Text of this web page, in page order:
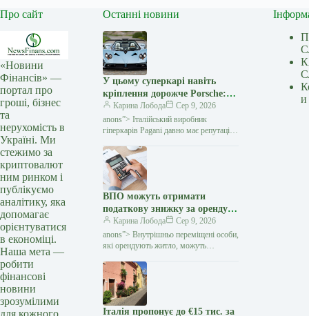
Про сайт
«Новини
Фінансів» —
портал про
гроші, бізнес
та
нерухомість в
Україні. Ми
стежимо за
криптовалют
ним ринком і
публікуємо
аналітику, яка
допомагає
орієнтуватися
в економіці.
Наша мета —
робити
фінансові
новини
зрозумілими
для кожного.
Останні новини
У цьому суперкарі навіть
кріплення дорожче Porsche:
навіщо Pagani витрачає $160
тисяч на болти — Мінфін
Карина Лобода
Сер 9, 2026
anons”> Італійський виробник
гіперкарів Pagani давно має репутацію
на витвори мистецтва. Проте навіть
шанувальників марки здивував
ВПО можуть отримати
податкову знижку за оренду
житла: які умови треба
виконати — Мінфін
Карина Лобода
Сер 9, 2026
anons”> Внутрішньо переміщені особи,
які орендують житло, можуть
та повернути частину сплаченого
податку на доходи фізичних осіб
(ПДФО)
Італія пропонує до €15 тис. за
и